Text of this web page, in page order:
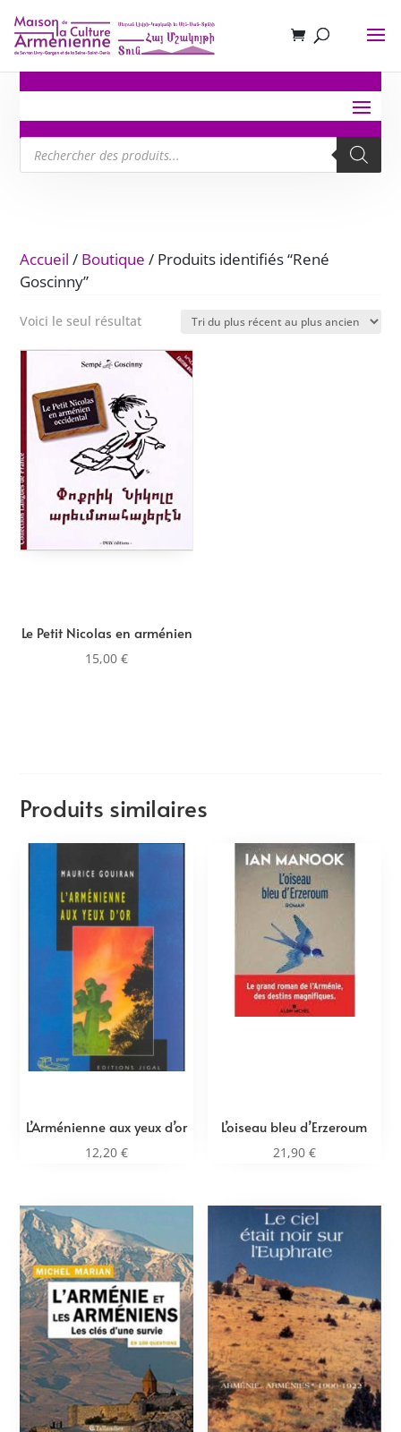
Recherche
de
produits
Accueil / Boutique / Produits identifiés “René
Goscinny”
Voici le seul résultat
Le Petit Nicolas en arménien
15,00€
Produits similaires
L’Arménienne aux yeux d’or
12,20€
L’oiseau bleu d’Erzeroum
21,90 €